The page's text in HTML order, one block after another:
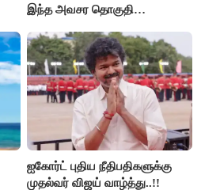
இந்த அவசர தொகுதி
அரங்கேற்றுகிறார் முதலமைச்சர் -
திமுக ஐடி விங்..!!
ஐகோர்ட் புதிய நீதிபதிகளுக்கு
முதல்வர் விஜய் வாழ்த்து..!!